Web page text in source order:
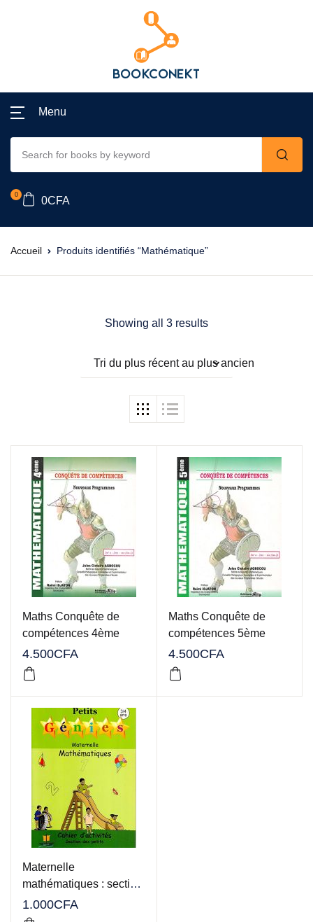
Menu
0
0CFA
Accueil Produits identifiés “Mathématique”
Showing all 3 results
Tri du plus récent au plus ancien
Maths Conquête de
compétences 4ème
4.500CFA
Maths Conquête de
compétences 5ème
4.500CFA
Maternelle
mathématiques : section
des grands
1.000CFA